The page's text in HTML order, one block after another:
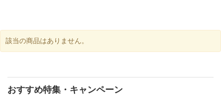
該当の商品はありません。
おすすめ特集・キャンペーン